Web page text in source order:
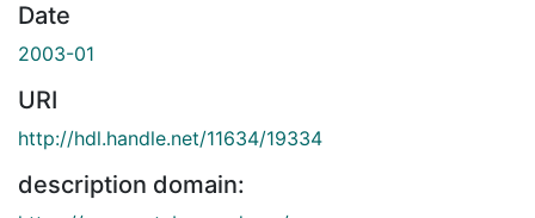
Date
2003-01
URI
http://hdl.handle.net/11634/19334
description domain: